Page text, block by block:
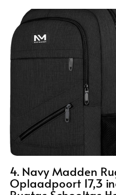
4. Navy Madden
Oplaadpoort 17,3